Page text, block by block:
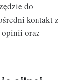
do
kontakt z
oraz